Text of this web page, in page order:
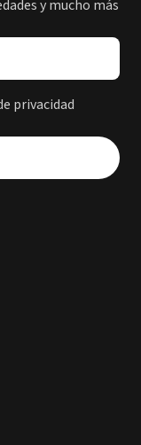
y mucho más
privacidad